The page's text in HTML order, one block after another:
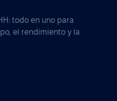
todo en uno para
el rendimiento y la